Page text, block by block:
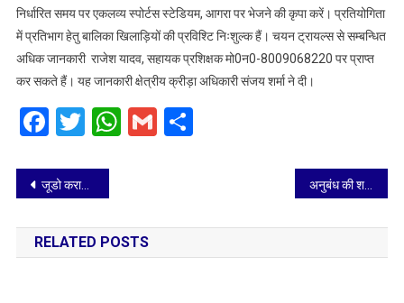
निर्धारित समय पर एकलव्य स्पोर्टस स्टेडियम, आगरा पर भेजने की कृपा करें। प्रतियोगिता
में प्रतिभाग हेतु बालिका खिलाड़ियों की प्रविश्टि निःशुल्क हैं। चयन ट्रायल्स से सम्बन्धित
अधिक जानकारी राजेश यादव, सहायक प्रशिक्षक मो0न0-8009068220 पर प्राप्त
कर सकते हैं। यह जानकारी क्षेत्रीय क्रीड़ा अधिकारी संजय शर्मा ने दी।
Facebook
Twitter
WhatsApp
GmailShare
Post
navigation
जूडो कराटे पदक विजेता खिलाड़ी सम्मानित अनुबंध की शर्तों का उल्लंघन महंगा पड़ा, पार्किंग ठेकेदार पर 50 हजार जुर्माना
RELATED POSTS